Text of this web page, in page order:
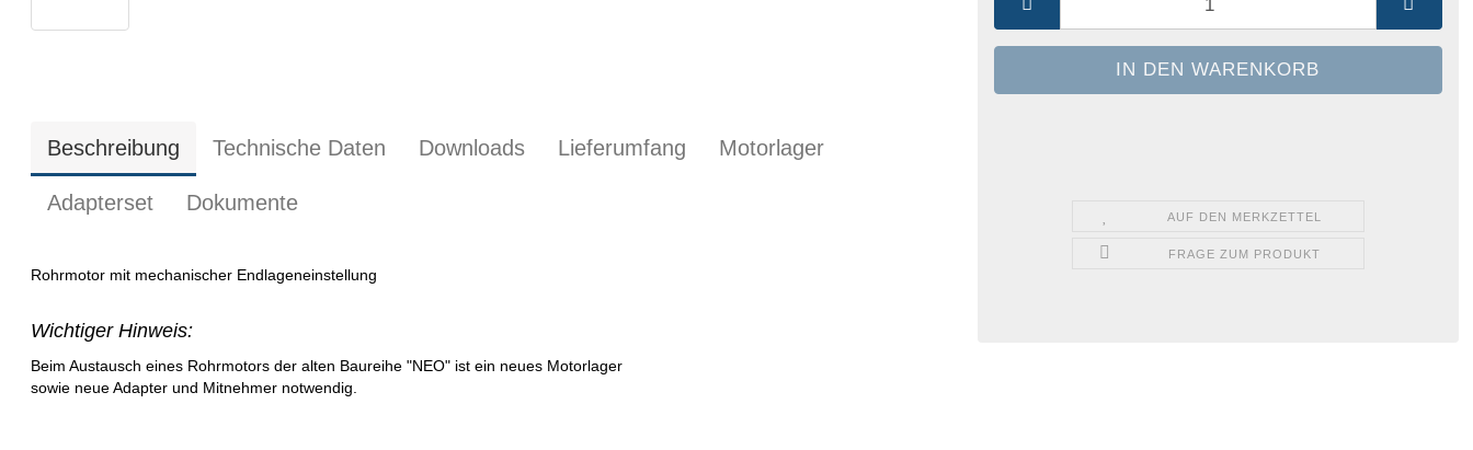
AUF DEN MERKZETTEL
FRAGE ZUM PRODUKT
Beschreibung Technische Daten Downloads Lieferumfang Motorlager
Adapterset Dokumente
Rohrmotor mit mechanischer Endlageneinstellung
Wichtiger Hinweis:
Beim Austausch eines Rohrmotors der alten Baureihe "NEO" ist ein neues Motorlager
sowie neue Adapter und Mitnehmer notwendig.